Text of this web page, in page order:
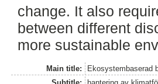
change. It also
between different
more sustainable
Main title:
Ekosystembaserad